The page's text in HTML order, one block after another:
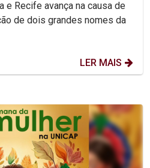
e Recife avança na causa de
de dois grandes nomes da
LER MAIS